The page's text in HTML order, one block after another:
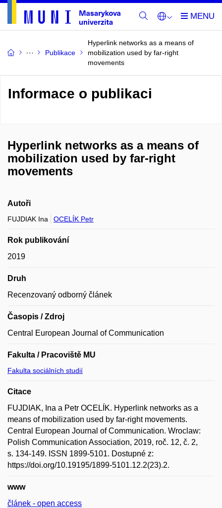
Publikace
Hyperlink networks as a means of
mobilization used by far-right
movements
Informace o publikaci
Hyperlink networks as a means of
mobilization used by far-right
movements
Autoři
FUJDIAK Ina OCELÍK Petr
Rok publikování
2019
Druh
Recenzovaný odborný článek
Časopis / Zdroj
Central European Journal of Communication
Fakulta / Pracoviště MU
Fakulta sociálních studií
Citace
FUJDIAK, Ina a Petr OCELÍK. Hyperlink networks as a
means of mobilization used by far-right movements.
Central European Journal of Communication. Wroclaw:
Polish Communication Association, 2019, roč. 12, č. 2,
s. 134-149. ISSN 1899-5101. Dostupné z:
https://doi.org/10.19195/1899-5101.12.2(23).2.
www
článek - open access